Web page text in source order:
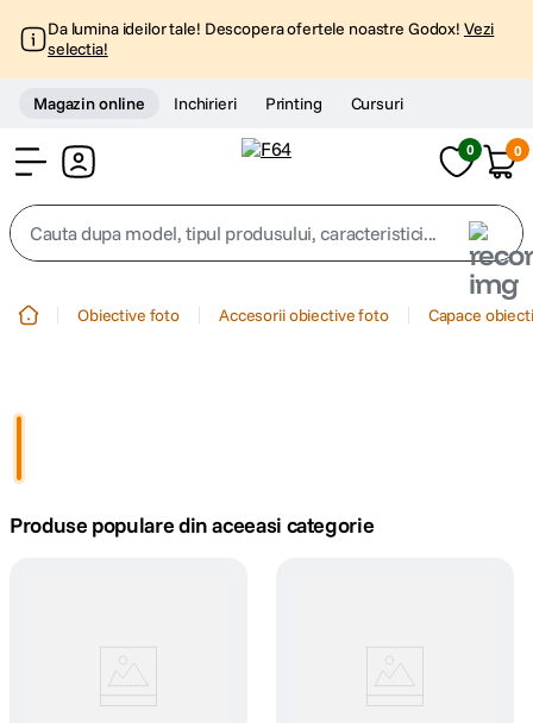
Da lumina ideilor tale! Descopera ofertele noastre Godox! Vezi
selectia!
Magazin online Inchirieri Printing Cursuri
0 0
Cauta dupa model, tipul produsului, caracteristici...
4. peak design
Obiective foto Accesorii obiective foto Capace
Produse populare din aceeasi categorie